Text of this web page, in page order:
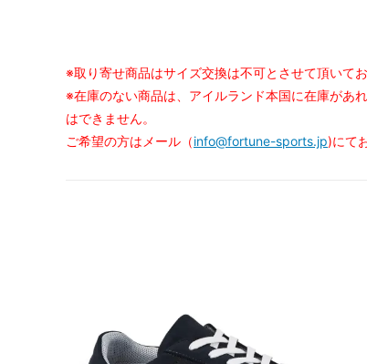
※取り寄せ商品はサイズ交換は不可とさせて頂いてお
※在庫のない商品は、アイルランド本国に在庫があ
はできません。
ご希望の方はメール（info@fortune-sports.jp)にて